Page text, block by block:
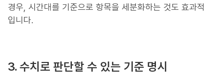
경우, 시간대를 기준으로 항목을 세분화하는 것도 효과적
입니다.
3. 수치로 판단할 수 있는 기준 명시